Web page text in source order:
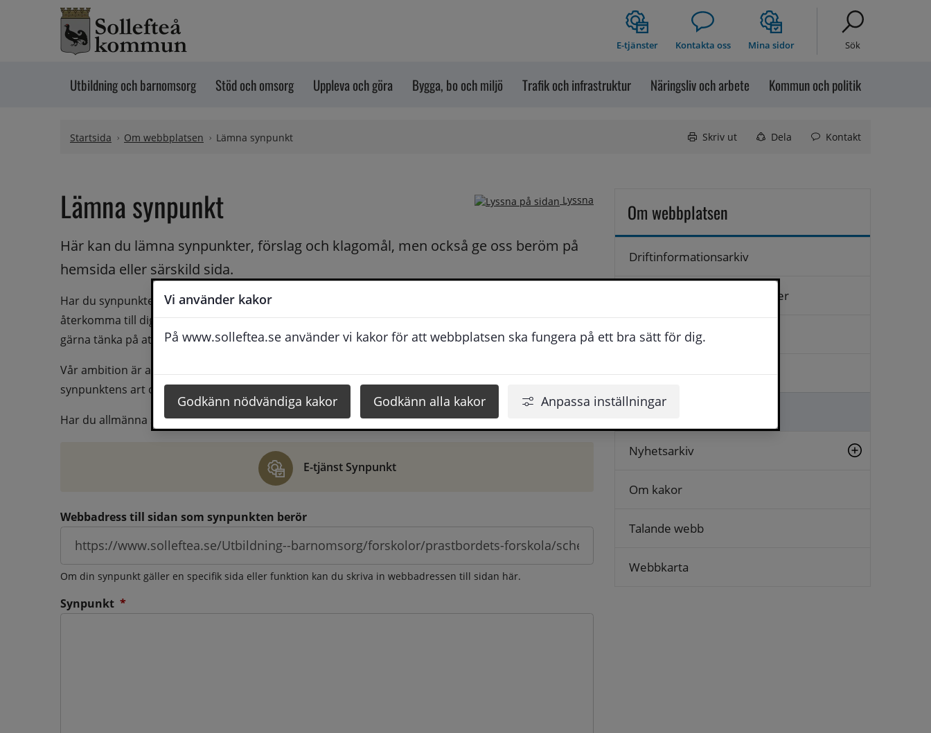
Vi använder kakor
På www.solleftea.se använder vi kakor för att webbplatsen ska fungera på ett bra sätt för dig.
Godkänn nödvändiga kakor Godkänn alla kakor Anpassa inställningar
Hoppa till innehåll
E-tjänster Kontakta oss Mina sidor Sök
Utbildning och barnomsorg Stöd och omsorg Uppleva och göra Bygga, bo och miljö Trafik och infrastruktur Näringsliv och arbete Kommun och politik
Startsida Om webbplatsen Lämna synpunkt Skriv ut Dela Kontakt
Lyssna
Lämna synpunkt
Här kan du lämna synpunkter, förslag och klagomål, men också ge oss beröm på
hemsida eller särskild sida.
Har du synpunkter på webbplatsen kan du skicka in dem via formuläret nedanför. Vill du att vi ska
återkomma till dig behöver du även fylla i dina kontaktuppgifter. När du skriver in din synpunkt får du
gärna tänka på att vara så tydlig som möjligt för att vi ska kunna hjälpa dig bättre.
Vår ambition är att besvara synpunkter så snart som möjligt, men svarstiden beror givetvis på
synpunktens art och omfång.
Har du allmänna synpunkter, klagomål eller beröm gör du det via e-tjänsten Synpunkt
E-tjänst Synpunkt
Webbadress till sidan som synpunkten berör
Om din synpunkt gäller en specifik sida eller funktion kan du skriva in webbadressen till sidan här.
Synpunkt *
Om webbplatsen
Driftinformationsarkiv
Hantering av personuppgifter
Kontakta oss
Logga in
Lämna synpunkt
Nyhetsarkiv
Om kakor
Talande webb
Webbkarta